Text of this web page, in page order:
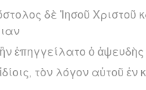
δὲ Ἰησοῦ Χριστοῦ
ἣν ἐπηγγείλατο ὁ
τὸν λόγον αὐτοῦ ἐν